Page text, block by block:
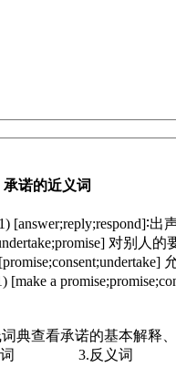
承诺的近义词
[answer;reply;respond]∶
对别人
a
典查看承诺的基本解释
3.反义词